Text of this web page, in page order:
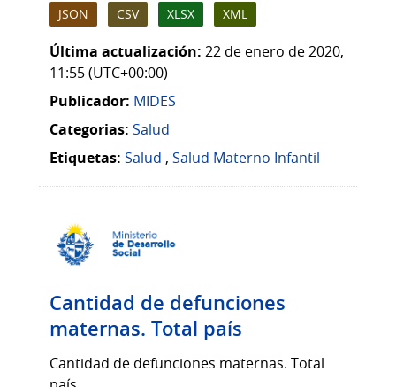
JSON CSV XLSX XML
Última actualización: 22 de enero de 2020,
11:55 (UTC+00:00)
Publicador: MIDES
Categorias: Salud
Etiquetas: Salud , Salud Materno Infantil
Cantidad de defunciones
maternas. Total país
Cantidad de defunciones maternas. Total